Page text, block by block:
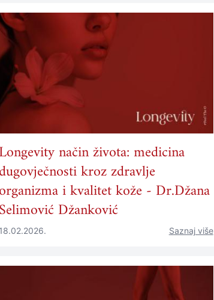
Longevity način života: medicina
dugovječnosti kroz zdravlje
organizma i kvalitet kože - Dr.Džana
Selimović Džanković
18.02.2026. Saznaj više